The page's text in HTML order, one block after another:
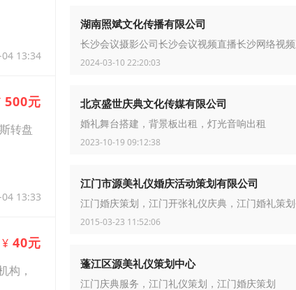
13:34
500元
转盘
13:33
¥ 40元
构，
湖南照斌文化传播有限公司
长沙会议摄影公司长沙会议视频直播长沙网络视
2024-03-10 22:20:03
北京盛世庆典文化传媒有限公司
婚礼舞台搭建，背景板出租，灯光音响出租
2023-10-19 09:12:38
江门市源美礼仪婚庆活动策划有限公司
江门婚庆策划，江门开张礼仪庆典，江门婚礼策
2015-03-23 11:52:06
蓬江区源美礼仪策划中心
江门庆典服务，江门礼仪策划，江门婚庆策划